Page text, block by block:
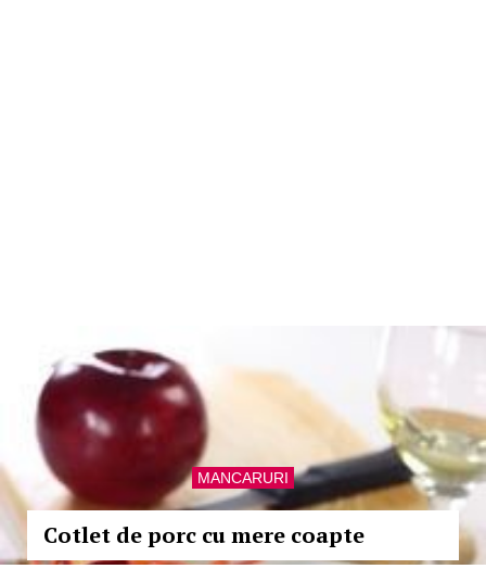
MANCARURI
Cotlet de porc cu mere coapte